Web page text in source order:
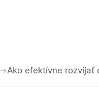
→Ako efektívne rozvíjať